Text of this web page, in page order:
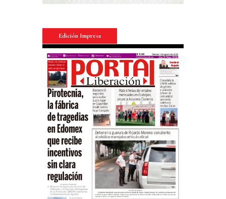
Edición Impresa